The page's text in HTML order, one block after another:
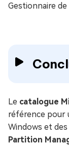
Gestionnaire
Le catalogue
référence pour
Windows et
Partition